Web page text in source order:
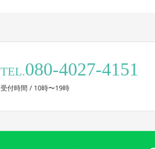
TEL.080-4027-4151
受付時間 / 10時〜19時